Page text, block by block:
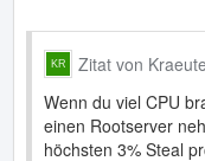
meine Wahl etc.).
Meiner Ansicht nach
Server,
Zitat von
Wenn du viel CPU
einen Rootserver
höchsten 3% Steal